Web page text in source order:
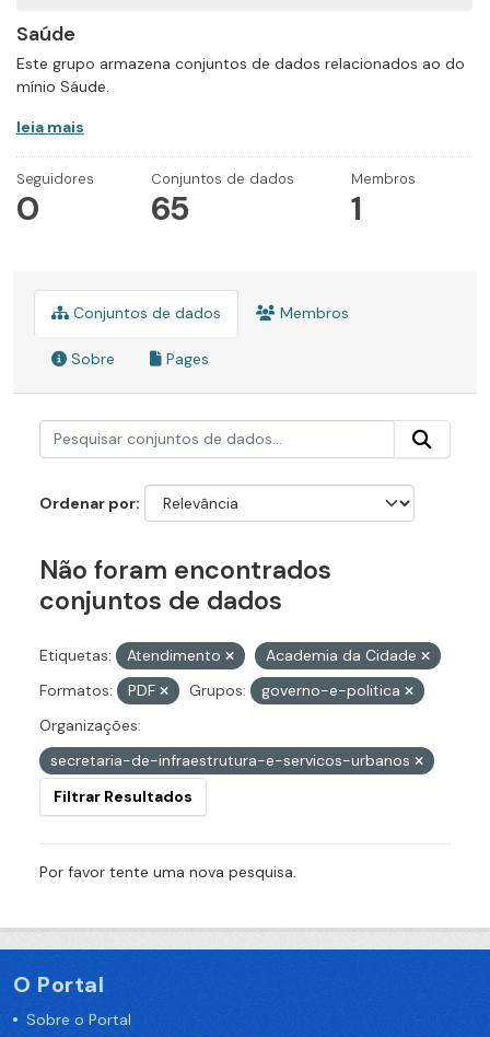
Saúde
Este grupo armazena conjuntos de dados relacionados ao do
mínio Sáude.
leia mais
Seguidores
0
Conjuntos de dados
65
Membros
1
Conjuntos de dados Membros
Sobre Pages
Ordenar por
Não foram encontrados
conjuntos de dados
Etiquetas: Atendimento
Academia da Cidade
Formatos:
PDF Grupos:
governo-e-politica
Organizações:
secretaria-de-infraestrutura-e-servicos-urbanos
Filtrar Resultados
Por favor tente uma nova pesquisa.
O Portal
Sobre o Portal